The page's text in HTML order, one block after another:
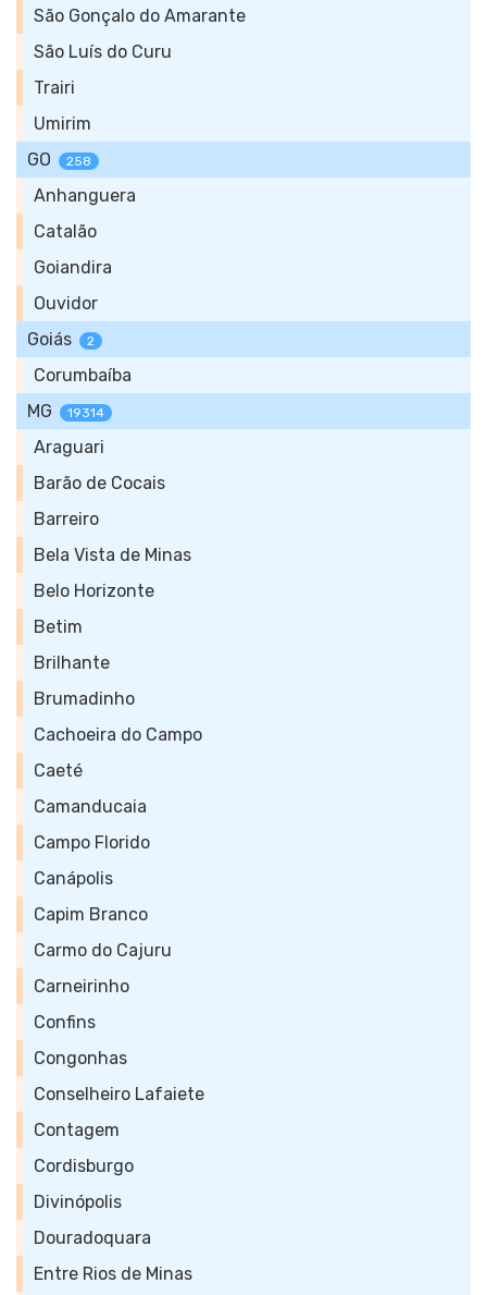
São Gonçalo do Amarante
São Luís do Curu
Trairi
Umirim
GO
258
Anhanguera
Catalão
Goiandira
Ouvidor
Goiás
2
Corumbaíba
MG
19314
Araguari
Barão de Cocais
Barreiro
Bela Vista de Minas
Belo Horizonte
Betim
Brilhante
Brumadinho
Cachoeira do Campo
Caeté
Camanducaia
Campo Florido
Canápolis
Capim Branco
Carmo do Cajuru
Carneirinho
Confins
Congonhas
Conselheiro Lafaiete
Contagem
Cordisburgo
Divinópolis
Douradoquara
Entre Rios de Minas